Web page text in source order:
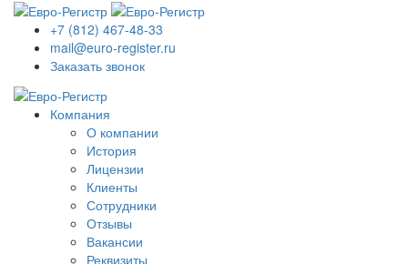
+7 (812) 467-48-33
mail@euro-register.ru
Заказать звонок
Компания
О компании
История
Лицензии
Клиенты
Сотрудники
Отзывы
Вакансии
Реквизиты